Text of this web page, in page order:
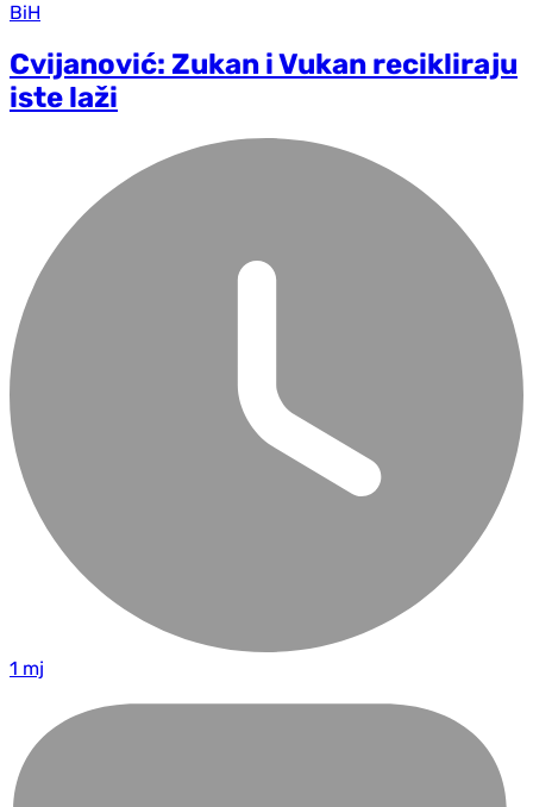
BiH
Cvijanović: Zukan i Vukan recikliraju
iste laži
1 mj